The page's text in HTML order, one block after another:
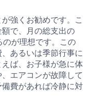
強くお勧めです。こ
で、月の総支出の
のが理想です。この
あるいは季節行事に
ば、お子様が急に体
エアコンが故障して
費があれば冷静に対